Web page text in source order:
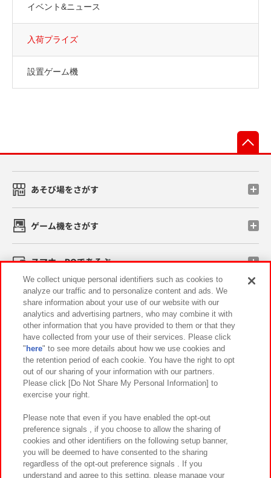
イベント&ニュース
入荷プライズ
設置ゲーム機
あそび場をさがす
ゲーム機をさがす
スマホ・PCであそぶ
イベント・キャンペーン
関連会社 サステナビリティ サイトポリシー
プライバシーポリシー ウェブアクセシビリティ方針と検証結果
お取引先さまとともに
カスタマーハラスメント対応方針 よくあるご質問・お問い合わせ
We collect unique personal identifiers such as cookies to
analyze our traffic and to personalize content and ads. We
share information about your use of our website with our
analytics and advertising partners, who may combine it with
other information that you have provided to them or that they
have collected from your use of their services. Please click
" here" to see more details about how we use cookies and
the retention period of each cookie. You have the right to opt
out of our sharing of your information with our partners.
Please click [Do Not Share My Personal Information] to
exercise your right.
Please note that even if you have enabled the opt-out
preference signals , if you choose to allow the sharing of
cookies and other identifiers on the following setup banner,
you will be deemed to have consented to the sharing
regardless of the opt-out preference signals . If you
understand and agree to this setting, please manage your